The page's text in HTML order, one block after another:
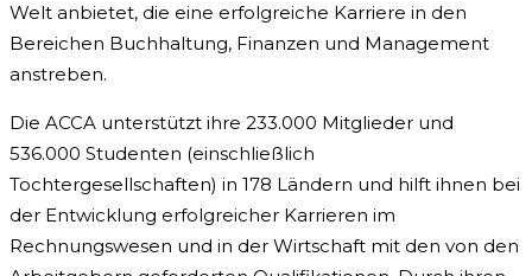
Welt anbietet, die eine erfolgreiche Karriere in den
Bereichen Buchhaltung, Finanzen und Management
anstreben.
Die ACCA unterstützt ihre 233.000 Mitglieder und
536.000 Studenten (einschließlich
Tochtergesellschaften) in 178 Ländern und hilft ihnen bei
der Entwicklung erfolgreicher Karrieren im
Rechnungswesen und in der Wirtschaft mit den von den